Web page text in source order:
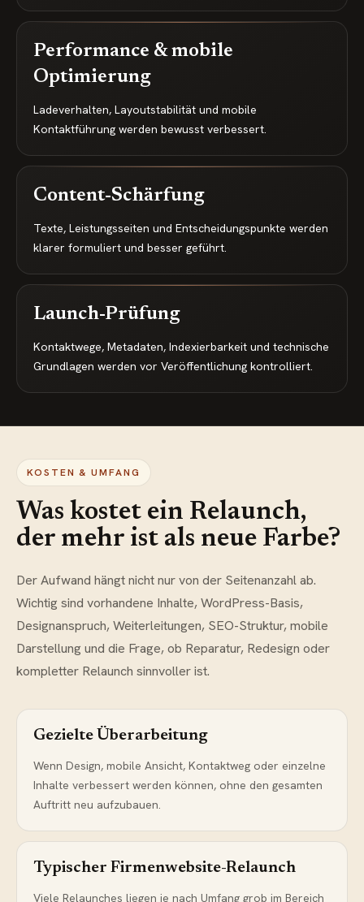
Performance & mobile
Optimierung
Ladeverhalten, Layoutstabilität und mobile
Kontaktführung werden bewusst verbessert.
Content-Schärfung
Texte, Leistungsseiten und Entscheidungspunkte werden
klarer formuliert und besser geführt.
Launch-Prüfung
Kontaktwege, Metadaten, Indexierbarkeit und technische
Grundlagen werden vor Veröffentlichung kontrolliert.
KOSTEN & UMFANG
Was kostet ein Relaunch,
der mehr ist als neue Farbe?
Der Aufwand hängt nicht nur von der Seitenanzahl ab.
Wichtig sind vorhandene Inhalte, WordPress-Basis,
Designanspruch, Weiterleitungen, SEO-Struktur, mobile
Darstellung und die Frage, ob Reparatur, Redesign oder
kompletter Relaunch sinnvoller ist.
Gezielte Überarbeitung
Wenn Design, mobile Ansicht, Kontaktweg oder einzelne
Inhalte verbessert werden können, ohne den gesamten
Auftritt neu aufzubauen.
Typischer Firmenwebsite-Relaunch
Viele Relaunches liegen je nach Umfang grob im Bereich